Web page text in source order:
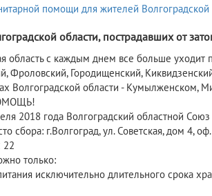
области, пострадавших от
область с каждым днем все больше
Фроловский, Городищенский,
Волгоградской области - Кумылженском,
2018 года Волгоградский областной
сбора: г.Волгоград, ул. Советская, дом 4,
22
только:
исключительно длительного срока